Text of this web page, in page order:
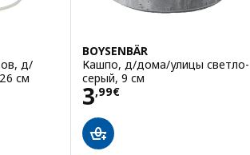
д/
см
BOYSENBÄR
Кашпо, д/дома/улицы светло-
серый, 9 см
3,99€
Цена 3,99€